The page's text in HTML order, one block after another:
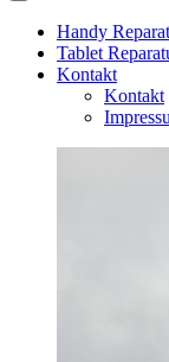
Handy
Tablet
Kontakt
Kontakt